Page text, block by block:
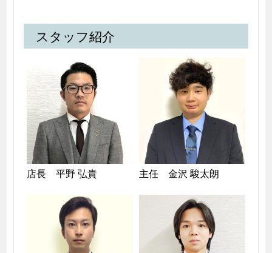
スタッフ紹介
店長　平野 弘貴 主任　金沢 駿太朗